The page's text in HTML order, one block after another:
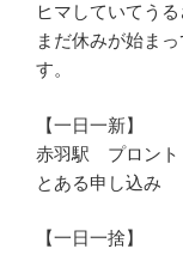
ヒマしていてうる
まだ休みが始ま
す。
【一日一新】
赤羽駅 プロント
とある申し込み
【一日一捨】